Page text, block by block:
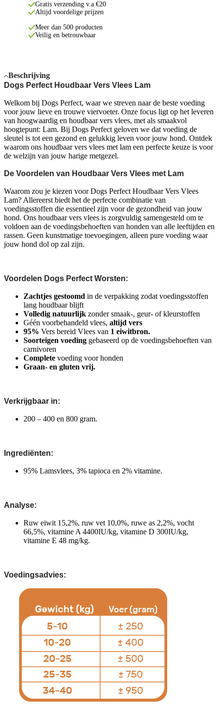
Gratis verzending v.a €20
Altijd voordelige prijzen
Meer dan 500 producten
Veilig en betrouwbaar
Beschrijving
Dogs Perfect Houdbaar Vers Vlees Lam
Welkom bij Dogs Perfect, waar we streven naar de beste voeding
voor jouw lieve en trouwe viervoeter. Onze focus ligt op het leveren
van hoogwaardig en houdbaar vers vlees, met als smaakvol
hoogtepunt: Lam. Bij Dogs Perfect geloven we dat voeding de
sleutel is tot een gezond en gelukkig leven voor jouw hond. Ontdek
waarom ons houdbaar vers vlees met lam een perfecte keuze is voor
de welzijn van jouw harige metgezel.
De Voordelen van Houdbaar Vers Vlees met Lam
Waarom zou je kiezen voor Dogs Perfect Houdbaar Vers Vlees
Lam? Allereerst biedt het de perfecte combinatie van
voedingsstoffen die essentieel zijn voor de gezondheid van jouw
hond. Ons houdbaar vers vlees is zorgvuldig samengesteld om te
voldoen aan de voedingsbehoeften van honden van alle leeftijden en
rassen. Geen kunstmatige toevoegingen, alleen pure voeding waar
jouw hond dol op zal zijn.
Voordelen Dogs Perfect Worsten:
Zachtjes gestoomd in de verpakking zodat voedingsstoffen
lang houdbaar blijft
Volledig natuurlijk zonder smaak-, geur- of kleurstoffen
Géén voorbehandeld vlees, altijd vers
95% Vers bereid Vlees van 1 eiwitbron.
Soorteigen voeding gebaseerd op de voedingsbehoeften van
carnivoren
Complete voeding voor honden
Graan- en gluten vrij.
Verkrijgbaar in:
200 – 400 en 800 gram.
Ingrediënten:
95% Lamsvlees, 3% tapioca en 2% vitamine.
Analyse:
Ruw eiwit 15,2%, ruw vet 10,0%, ruwe as 2,2%, vocht
66,5%, vitamine A 4400IU/kg, vitamine D 300IU/kg,
vitamine E 48 mg/kg.
Voedingsadvies: